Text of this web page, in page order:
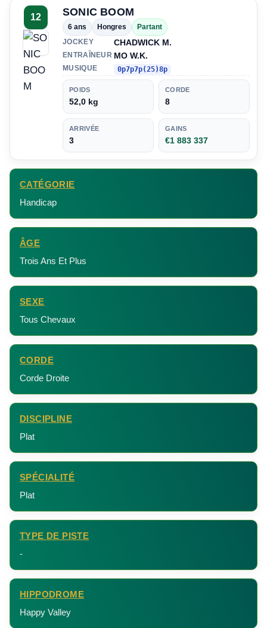
12 SONIC BOOM
6 ans Hongres
Partant
JOCKEY
CHADWICK M.
ENTRAÎNEUR MO W.K.
MUSIQUE 0p7p7p(25)8p
POIDS
52,0 kg
CORDE
8
ARRIVÉE
3
GAINS
€1 883 337
CATÉGORIE
Handicap
ÂGE
Trois Ans Et Plus
SEXE
Tous Chevaux
CORDE
Corde Droite
DISCIPLINE
Plat
SPÉCIALITÉ
Plat
TYPE DE PISTE
-
HIPPODROME
Happy Valley